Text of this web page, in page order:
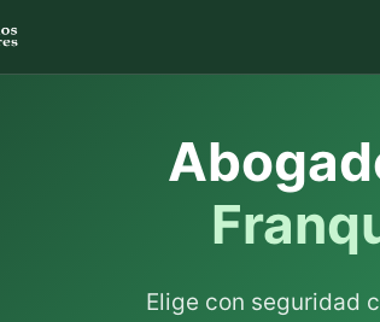
Elige con seguridad